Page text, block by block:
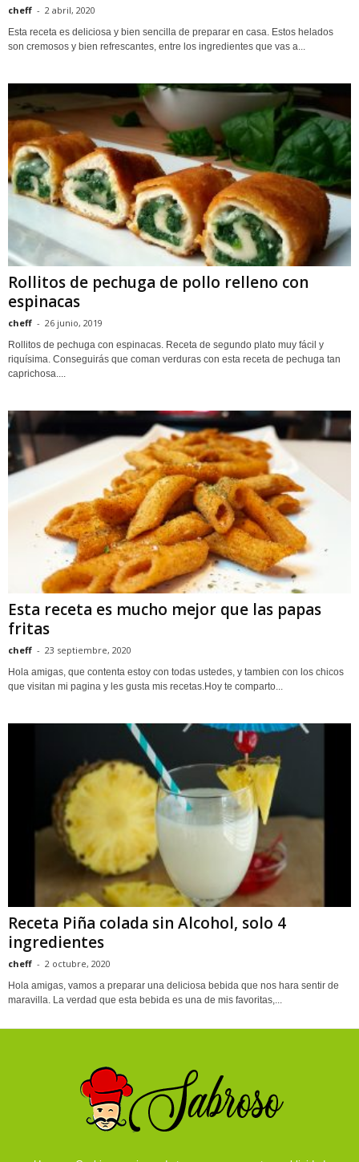
cheff - 2 abril, 2020
Esta receta es deliciosa y bien sencilla de preparar en casa. Estos helados
son cremosos y bien refrescantes, entre los ingredientes que vas a...
Rollitos de pechuga de pollo relleno con
espinacas
cheff - 26 junio, 2019
Rollitos de pechuga con espinacas. Receta de segundo plato muy fácil y
riquísima. Conseguirás que coman verduras con esta receta de pechuga tan
caprichosa....
Esta receta es mucho mejor que las papas
fritas
cheff - 23 septiembre, 2020
Hola amigas, que contenta estoy con todas ustedes, y tambien con los chicos
que visitan mi pagina y les gusta mis recetas.Hoy te comparto...
Receta Piña colada sin Alcohol, solo 4
ingredientes
cheff - 2 octubre, 2020
Hola amigas, vamos a preparar una deliciosa bebida que nos hara sentir de
maravilla. La verdad que esta bebida es una de mis favoritas,...